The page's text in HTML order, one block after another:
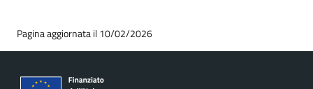
Pagina aggiornata il 10/02/2026